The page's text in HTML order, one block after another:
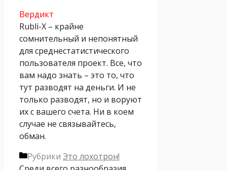
Вердикт
Rubli-X – крайне
сомнительный и непонятный
для среднестатистического
пользователя проект. Все, что
вам надо знать – это то, что
тут разводят на деньги. И не
только разводят, но и воруют
их с вашего счета. Ни в коем
случае не связывайтесь,
обман.
Рубрики Это лохотрон!